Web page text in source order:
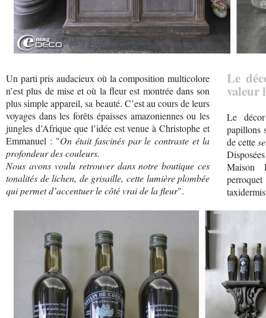
Un parti pris audacieux où la composition multicolore
n’est plus de mise et où la fleur est montrée dans son
plus simple appareil, sa beauté. C’est au cours de leurs
voyages dans les forêts épaisses amazoniennes ou les
jungles d’Afrique que l’idée est venue à Christophe et
Emmanuel : "On était fascinés par le contraste et la
profondeur des couleurs.
Nous avons voulu retrouver dans notre boutique ces
tonalités de lichen, de grisaille, cette lumière plombée
qui permet d’accentuer le côté vrai de la fleur".
Le
valeur
Le
papillons
de cette
Maison